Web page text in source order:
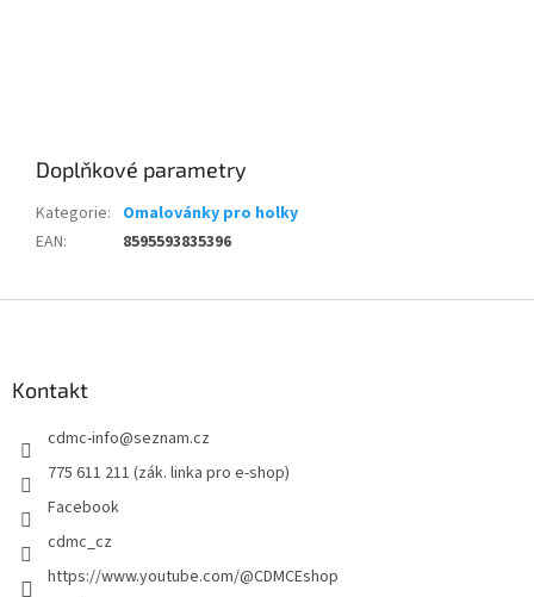
Doplňkové parametry
Kategorie: Omalovánky pro holky
EAN: 8595593835396
Kontakt
cdmc-info@seznam.cz
775 611 211 (zák. linka pro e-shop)
Facebook
cdmc_cz
https://www.youtube.com/@CDMCEshop